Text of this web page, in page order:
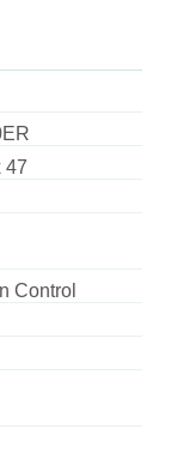
47
Control